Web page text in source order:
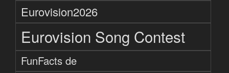
Eurovision2026
Eurovision Song Contest
FunFacts de